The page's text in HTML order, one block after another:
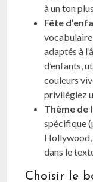
à un ton
Fête
adaptés à
d’enfants,
couleurs
privilégiez
Thème de
spécifique
Hollywood,
dans le
Choisir le